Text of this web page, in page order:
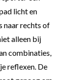
licht en
naar rechts of
alleen bij
combinaties,
reflexen. De